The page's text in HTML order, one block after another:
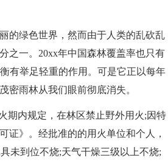
的绿色世界，然而由于人类的乱砍乱
之一。20xx年中国森林覆盖率也只有
有举足轻重的作用。可是它正以每年
雨林从我们眼前彻底消失。
期内规定，在林区禁止野外用火;因特
证》。经批准的的用火单位和个人，
未到位不烧;天气干燥三级以上不烧;